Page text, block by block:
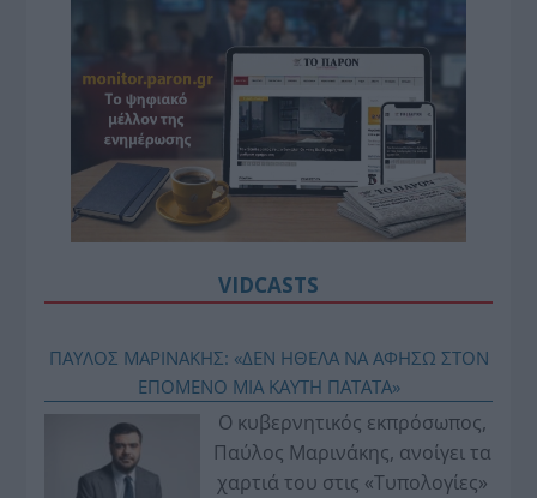
VIDCASTS
ΠΑΥΛΟΣ ΜΑΡΙΝΑΚΗΣ: «ΔΕΝ ΗΘΕΛΑ ΝΑ ΑΦΗΣΩ ΣΤΟΝ
ΕΠΟΜΕΝΟ ΜΙΑ ΚΑΥΤΗ ΠΑΤΑΤΑ»
Ο κυβερνητικός εκπρόσωπος,
Παύλος Μαρινάκης, ανοίγει τα
χαρτιά του στις «Τυπολογίες»